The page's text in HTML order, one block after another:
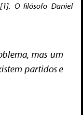
O filósofo Daniel
mas um
partidos e